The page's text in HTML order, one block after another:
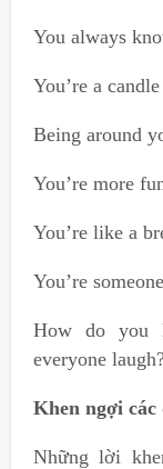
You always
You’re a
Being around
You’re more
You’re like a
You’re
How do you
everyone
Khen ngợi các
Những lời